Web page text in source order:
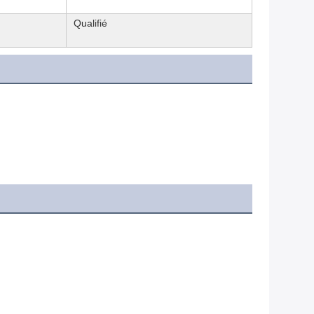
Qualifié